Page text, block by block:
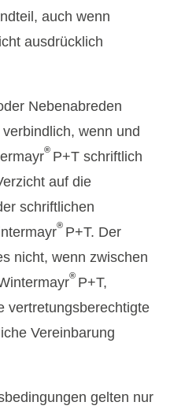
auch wenn
ausdrücklich
Nebenabreden
wenn und
® P+T schriftlich
auf die
schriftlichen
® P+T. Der
nicht, wenn zwischen
® P+T,
vertretungsberechtigte
Vereinbarung
gelten nur